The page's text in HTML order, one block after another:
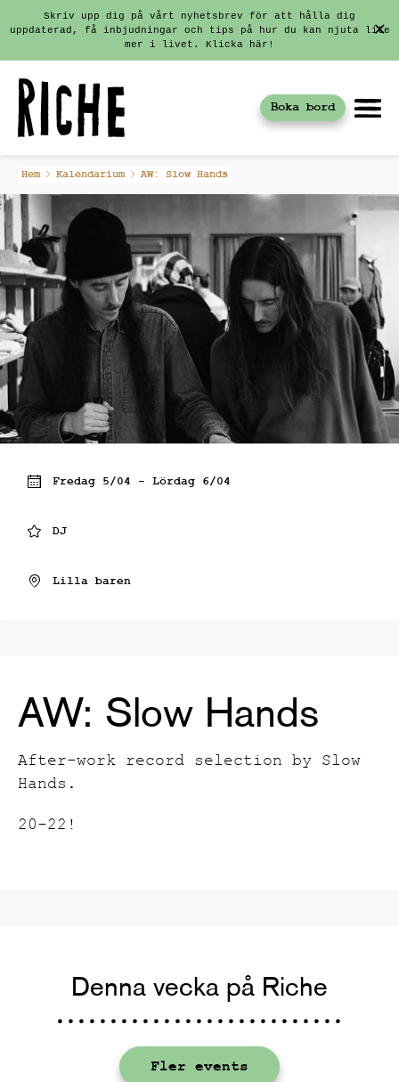
Fortsätt
till
innehållet
Skriv upp dig på vårt nyhetsbrev för att hålla dig
uppdaterad, få inbjudningar och tips på hur du kan njuta lite
mer i livet. Klicka här!
Boka bord
Hem Kalendarium AW: Slow Hands
AW: Slow Hands
After-work record selection by Slow
Hands.
20-22!
Fredag 5/04 - Lördag 6/04
DJ
Lilla baren
Denna vecka på Riche
Fler events